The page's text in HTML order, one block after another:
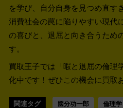
を学び、自分自身を見つめ直す
消費社会の罠に陥りやすい現代
の喜びと、退屈と向き合うため
す。
買取王子では「暇と退屈の倫理
化中です！ ぜひこの機会に買取
関連タグ 國分功一郎 倫理学